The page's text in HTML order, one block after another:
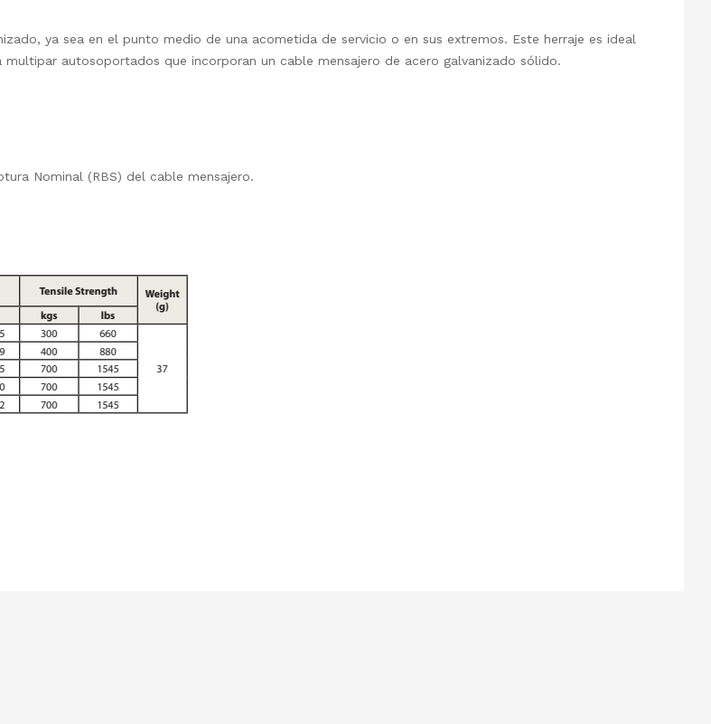
ya sea en el punto medio de una acometida de servicio o en sus extremos. Este herraje es ideal
autosoportados que incorporan un cable mensajero de acero galvanizado sólido.
Nominal (RBS) del cable mensajero.